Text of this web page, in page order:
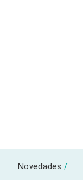
Novedades /